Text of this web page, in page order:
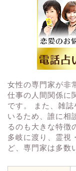
女性の専門家が非
仕事の人間関係に
です。 また、雑
いるため、誰に相
るのも大きな特徴
多岐に渡り、霊視
ど、専門家は多数